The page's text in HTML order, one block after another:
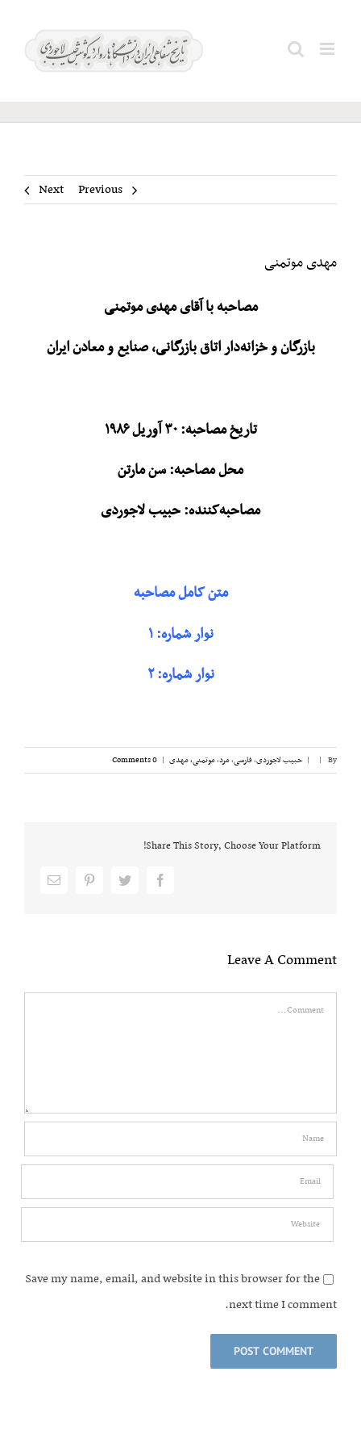
مهدی
Previous
Next
مهدی موتمنی
مصاحبه با آقای مهدی موتمنی
بازرگان و خزانه‌دار اتاق بازرگانی، صنایع و معادن ایران
تاریخ مصاحبه: ۳۰ آوریل ۱۹۸۶
محل مصاحبه: سن مارتن
مصاحبه‌کننده: حبیب لاجوردی
متن کامل مصاحبه
نوار شماره: ۱
نوار شماره: ۲
By
|
| حبیب لاجوردی,فارسی,مرد,موتمنی، مهدی |
0 Comments
Share This Story, Choose Your Platform!
facebook
twitter
pinterest
Email
Leave A Comment
Comment
Save my name, email, and website in this browser for the
next time I comment.